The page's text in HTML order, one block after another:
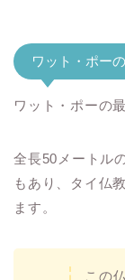
ワット・ポー
ワット・ポーの
全長50メートル
もあり、タイ仏
ます。
この